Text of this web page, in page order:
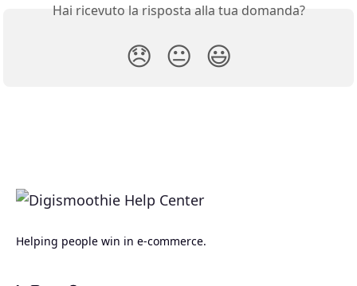
Hai ricevuto la risposta alla tua domanda?
😞 😐 😃
Helping people win in e-commerce.